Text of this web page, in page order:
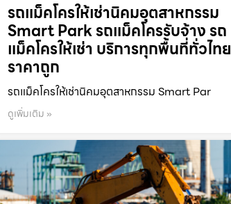
รถแม็คโครให้เช่านิคมอุตสาหกรรม
Smart Park รถแม็คโครรับจ้าง รถ
แม็คโครให้เช่า บริการทุกพื้นที่ทั่วไทย
ราคาถูก
รถแม็คโครให้เช่านิคมอุตสาหกรรม Smart Par
ดูเพิ่มเติม »